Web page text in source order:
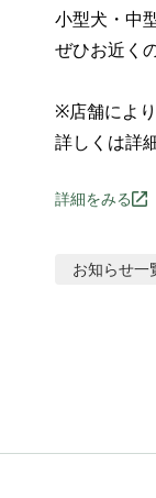
小型犬・中
ぜひお近く
※店舗によ
詳しくは詳
詳細をみる
お知らせ一